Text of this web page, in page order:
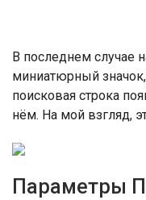
В последнем случае
миниатюрный
поисковая строка
нём. На мой взгляд,
Параметры